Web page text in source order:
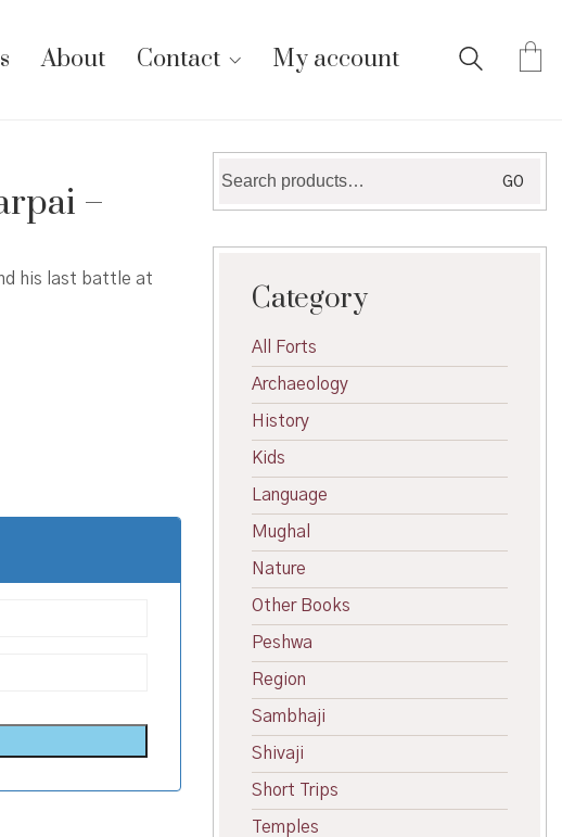
About Contact My account
–
his last battle at
for:
GO
Category
All Forts
Archaeology
History
Kids
Language
Mughal
Nature
Other Books
Peshwa
Region
Sambhaji
Shivaji
Short Trips
Temples